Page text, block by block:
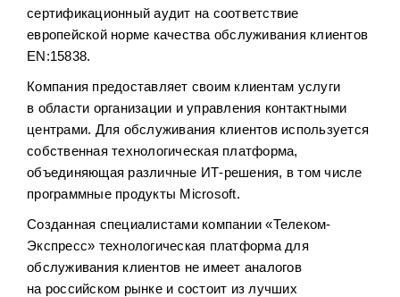
сертификационный аудит на соответствие
европейской норме качества обслуживания клиентов
EN:15838.
Компания предоставляет своим клиентам услуги
в области организации и управления контактными
центрами. Для обслуживания клиентов используется
собственная технологическая платформа,
объединяющая различные ИТ‑решения, в том числе
программные продукты Microsoft.
Созданная специалистами компании «Телеком-
Экспресс» технологическая платформа для
обслуживания клиентов не имеет аналогов
на российском рынке и состоит из лучших